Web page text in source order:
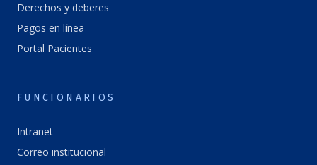
Derechos y deberes
Pagos en línea
Portal Pacientes
FUNCIONARIOS
Intranet
Correo institucional